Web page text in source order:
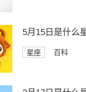
5月15日是什么
星座 百科